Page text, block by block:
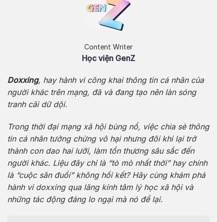
Content Writer
Học viện GenZ
Doxxing, hay hành vi công khai thông tin cá nhân của
người khác trên mạng, đã và đang tạo nên làn sóng
tranh cãi dữ dội.
Trong thời đại mạng xã hội bùng nổ, việc chia sẻ thông
tin cá nhân tưởng chừng vô hại nhưng đôi khi lại trở
thành con dao hai lưỡi, làm tổn thương sâu sắc đến
người khác. Liệu đây chỉ là “tò mò nhất thời” hay chính
là “cuộc săn đuổi” không hồi kết? Hãy cùng khám phá
hành vi doxxing qua lăng kính tâm lý học xã hội và
những tác động đáng lo ngại mà nó để lại.